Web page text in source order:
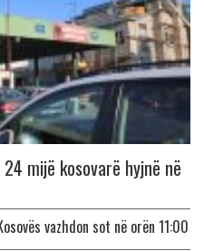
mijë kosovarë hyjnë në
vazhdon sot në orën 11:00